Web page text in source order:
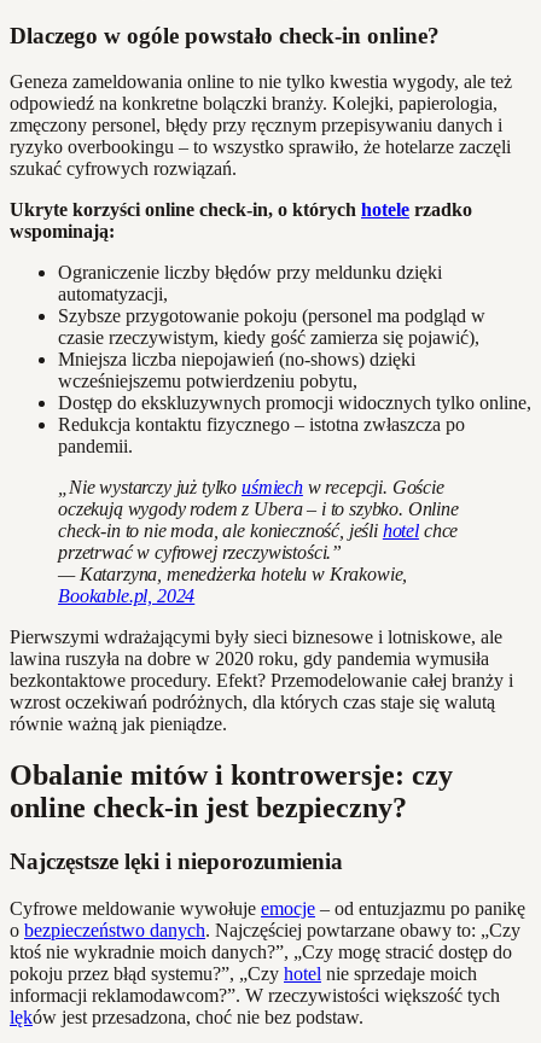
Dlaczego w ogóle powstało check-in online?
Geneza zameldowania online to nie tylko kwestia wygody, ale też
odpowiedź na konkretne bolączki branży. Kolejki, papierologia,
zmęczony personel, błędy przy ręcznym przepisywaniu danych i
ryzyko overbookingu – to wszystko sprawiło, że hotelarze zaczęli
szukać cyfrowych rozwiązań.
Ukryte korzyści online check-in, o których hotele rzadko
wspominają:
Ograniczenie liczby błędów przy meldunku dzięki
automatyzacji,
Szybsze przygotowanie pokoju (personel ma podgląd w
czasie rzeczywistym, kiedy gość zamierza się pojawić),
Mniejsza liczba niepojawień (no-shows) dzięki
wcześniejszemu potwierdzeniu pobytu,
Dostęp do ekskluzywnych promocji widocznych tylko online,
Redukcja kontaktu fizycznego – istotna zwłaszcza po
pandemii.
„Nie wystarczy już tylko uśmiechw recepcji. Goście
oczekują wygody rodem z Ubera – i to szybko. Online
check-in to nie moda, ale konieczność, jeśli hotel chce
przetrwać w cyfrowej rzeczywistości.”
— Katarzyna, menedżerka hotelu w Krakowie,
Bookable.pl, 2024
Pierwszymi wdrażającymi były sieci biznesowe i lotniskowe, ale
lawina ruszyła na dobre w 2020 roku, gdy pandemia wymusiła
bezkontaktowe procedury. Efekt? Przemodelowanie całej branży i
wzrost oczekiwań podróżnych, dla których czas staje się walutą
równie ważną jak pieniądze.
Obalanie mitów i kontrowersje: czy
online check-in jest bezpieczny?
Najczęstsze lęki i nieporozumienia
Cyfrowe meldowanie wywołuje emocje – od entuzjazmu po panikę
o bezpieczeństwo danych. Najczęściej powtarzane obawy to: „Czy
ktoś nie wykradnie moich danych?”, „Czy mogę stracić dostęp do
pokoju przez błąd systemu?”, „Czy hotel nie sprzedaje moich
informacji reklamodawcom?”. W rzeczywistości większość tych
lęków jest przesadzona, choć nie bez podstaw.